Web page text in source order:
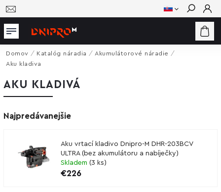
Hľadať
Domov / Katalóg náradia / Akumulátorové náradie /
Aku kladiva
AKU KLADIVÁ
Najpredávanejšie
Aku vrtací kladivo Dnipro-M DHR-203BCV
ULTRA (bez akumulátoru a nabíječky)
Skladem (3 ks)
€226